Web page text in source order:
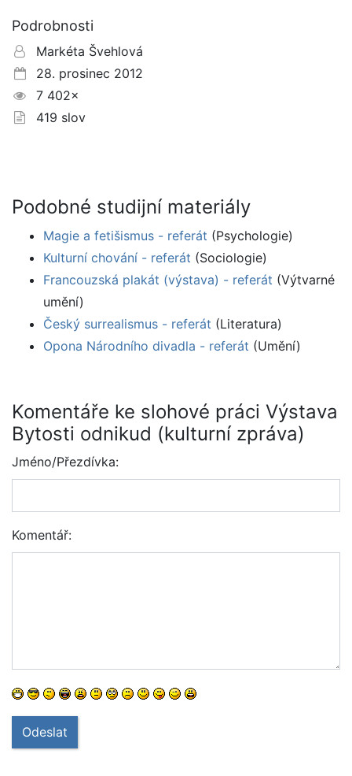
Podrobnosti
Markéta Švehlová
28. prosinec 2012
7 402×
419 slov
Podobné studijní materiály
Magie a fetišismus - referát (Psychologie)
Kulturní chování - referát (Sociologie)
Francouzská plakát (výstava) - referát (Výtvarné
umění)
Český surrealismus - referát (Literatura)
Opona Národního divadla - referát (Umění)
Komentáře ke slohové práci Výstava
Bytosti odnikud (kulturní zpráva)
Jméno/Přezdívka:
Komentář:
Odeslat